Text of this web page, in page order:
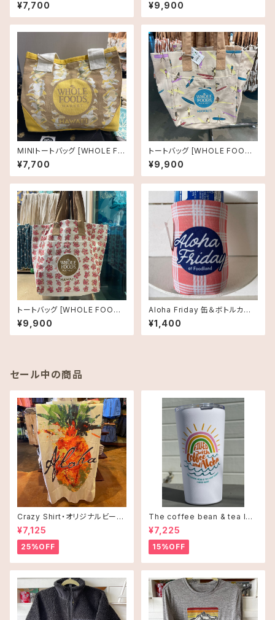
¥7,700
ット オーガニックショッピングバ
ッグ タロリーフ
¥9,900
MINIトートバッグ [WHOLE FO
ODS MARKET]レイ
¥7,700
トートバッグ [WHOLE FOODS
MARKET]ホールフーズマーケ
ット オーガニックショッピングバ
ッグ サーファーガール
¥9,900
トートバッグ [WHOLE FOODS
MARKET]ホールフーズマーケ
ット オーガニックショッピングバ
ッグ プルメリア
¥9,900
Aloha Friday 缶＆ボトルカバ
ー｜Foodland限定デザイン
¥1,400
セール中の商品
Crazy Shirt・オリジナルビーチ
タオル
¥7,125
25%OFF
The coffee bean & tea lea
f タンブラー 16oz(473ml)・C
offee and Alohaオレンジ
¥7,225
15%OFF